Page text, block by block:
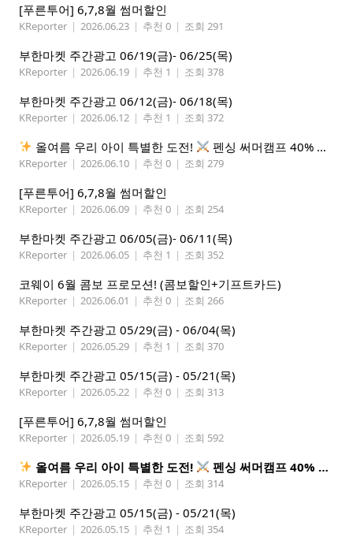
[푸른투어] 6,7,8월 썸머할인
KReporter | 2026.06.23 | 추천 0 | 조회 291
부한마켓 주간광고 06/19(금)- 06/25(목)
KReporter | 2026.06.19 | 추천 1 | 조회 378
부한마켓 주간광고 06/12(금)- 06/18(목)
KReporter | 2026.06.12 | 추천 1 | 조회 372
올여름 우리 아이 특별한 도전! 펜싱 써머캠프 40% 선착순 할인
KReporter | 2026.06.10 | 추천 0 | 조회 279
[푸른투어] 6,7,8월 썸머할인
KReporter | 2026.06.09 | 추천 0 | 조회 254
부한마켓 주간광고 06/05(금)- 06/11(목)
KReporter | 2026.06.05 | 추천 1 | 조회 352
코웨이 6월 콤보 프로모션! (콤보할인+기프트카드)
KReporter | 2026.06.01 | 추천 0 | 조회 266
부한마켓 주간광고 05/29(금) - 06/04(목)
KReporter | 2026.05.29 | 추천 1 | 조회 370
부한마켓 주간광고 05/15(금) - 05/21(목)
KReporter | 2026.05.22 | 추천 0 | 조회 313
[푸른투어] 6,7,8월 썸머할인
KReporter | 2026.05.19 | 추천 0 | 조회 592
올여름 우리 아이 특별한 도전! 펜싱 써머캠프 40% 선착순 할인
KReporter | 2026.05.15 | 추천 0 | 조회 314
부한마켓 주간광고 05/15(금) - 05/21(목)
KReporter | 2026.05.15 | 추천 1 | 조회 354